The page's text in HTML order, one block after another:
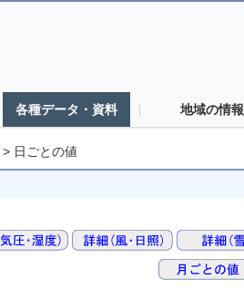
各種データ・資料 地域の情報
> 日ごとの値